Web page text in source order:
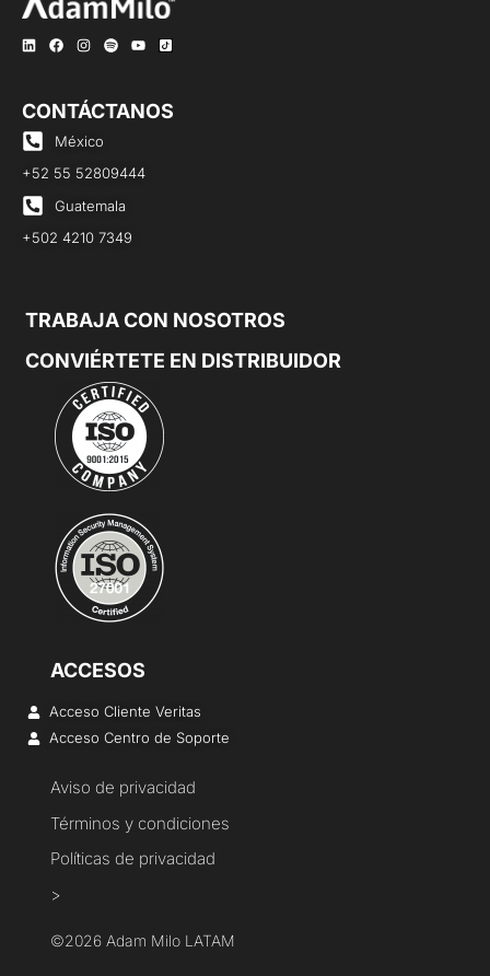
CONTÁCTANOS
México
+52 55 52809444
Guatemala
+502 4210 7349
TRABAJA CON NOSOTROS
CONVIÉRTETE EN DISTRIBUIDOR
ACCESOS
Acceso Cliente Veritas
Acceso Centro de Soporte
Aviso de privacidad
Términos y condiciones
Políticas de privacidad
>
©2026 Adam Milo LATAM